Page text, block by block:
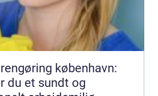
københavn:
du et sundt og